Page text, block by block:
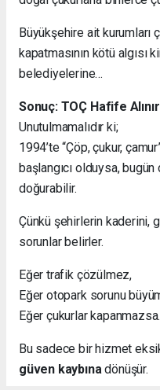
Büyükşehire ait kurumları
kapatmasının kötü algısı
belediyelerine…
Sonuç: TOÇ Hafife
Unutulmamalıdır ki;
1994’te “Çöp, çukur,
başlangıcı olduysa,
doğurabilir.
Çünkü şehirlerin kaderini,
sorunlar belirler.
Eğer trafik çözülmez,
Eğer otopark sorunu
Eğer çukurlar
Bu sadece bir hizmet
güven kaybınadönüşür.